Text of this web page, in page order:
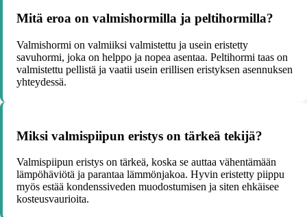
Mitä eroa on valmishormilla ja peltihormilla?
Valmishormi on valmiiksi valmistettu ja usein eristetty
savuhormi, joka on helppo ja nopea asentaa. Peltihormi taas on
valmistettu pellistä ja vaatii usein erillisen eristyksen asennuksen
yhteydessä.
Miksi valmispiipun eristys on tärkeä tekijä?
Valmispiipun eristys on tärkeä, koska se auttaa vähentämään
lämpöhäviötä ja parantaa lämmönjakoa. Hyvin eristetty piippu
myös estää kondenssiveden muodostumisen ja siten ehkäisee
kosteusvaurioita.